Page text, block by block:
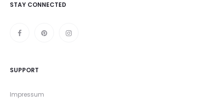
STAY CONNECTED
SUPPORT
Impressum